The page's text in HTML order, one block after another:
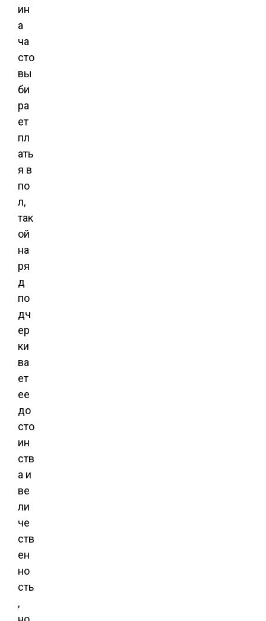
ин
а
ча
сто
вы
би
ра
ет
пл
ать
я в
по
л,
так
ой
на
ря
д
по
дч
ер
ки
ва
ет
ее
до
сто
ин
ств
а и
ве
ли
че
ств
ен
но
сть
,